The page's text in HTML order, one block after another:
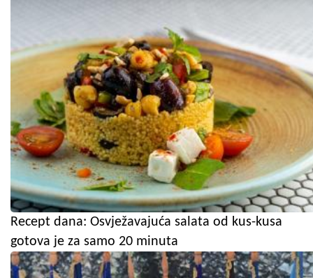
Recept dana: Osvježavajuća salata od kus-kusa
gotova je za samo 20 minuta